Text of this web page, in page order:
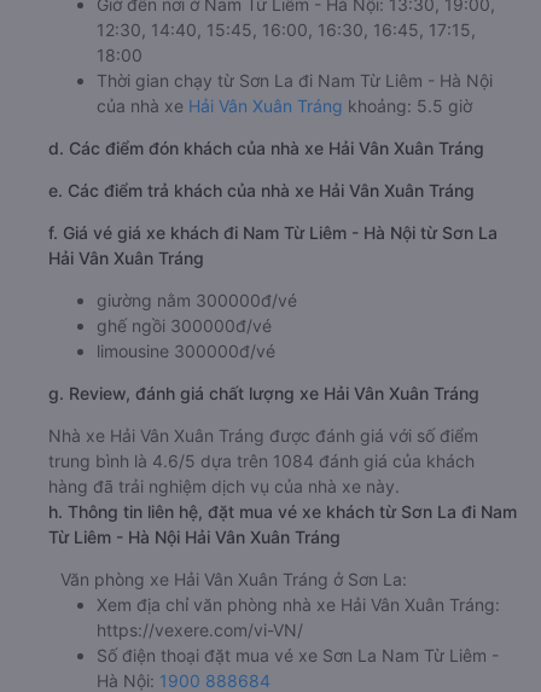
12:30, 14:40, 15:45, 16:00, 16:30, 16:45, 17:15,
18:00
Thời gian chạy từ Sơn La đi Nam Từ Liêm - Hà Nội
của nhà xe Hải Vân Xuân Tráng khoảng: 5.5 giờ
d. Các điểm đón khách của nhà xe Hải Vân Xuân Tráng
e. Các điểm trả khách của nhà xe Hải Vân Xuân Tráng
f. Giá vé giá xe khách đi Nam Từ Liêm - Hà Nội từ Sơn La
Hải Vân Xuân Tráng
giường nằm 300000đ/vé
ghế ngồi 300000đ/vé
limousine 300000đ/vé
g. Review, đánh giá chất lượng xe Hải Vân Xuân Tráng
Nhà xe Hải Vân Xuân Tráng được đánh giá với số điểm
trung bình là 4.6/5 dựa trên 1084 đánh giá của khách
hàng đã trải nghiệm dịch vụ của nhà xe này.
h. Thông tin liên hệ, đặt mua vé xe khách từ Sơn La đi Nam
Từ Liêm - Hà Nội Hải Vân Xuân Tráng
Văn phòng xe Hải Vân Xuân Tráng ở Sơn La:
Xem địa chỉ văn phòng nhà xe Hải Vân Xuân Tráng:
https://vexere.com/vi-VN/
Số điện thoại đặt mua vé xe Sơn La Nam Từ Liêm -
Hà Nội: 1900 888684